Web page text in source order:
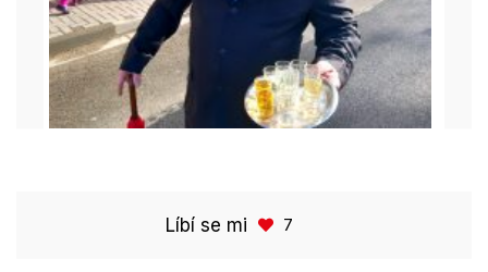
Líbí se mi 7